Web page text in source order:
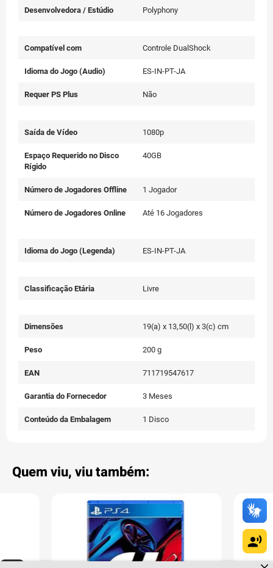
Dúvidas sobre produtos?
Desenvolvedora / Estúdio Polyphony
Compatível com Controle DualShock
Idioma do Jogo (Audio) ES-IN-PT-JA
Requer PS Plus Não
Saída de Vídeo 1080p
Espaço Requerido no Disco
Rígido
40GB
Número de Jogadores Offline 1 Jogador
Número de Jogadores Online Até 16 Jogadores
Idioma do Jogo (Legenda) ES-IN-PT-JA
Classificação Etária Livre
Dimensões 19(a) x 13,50(l) x 3(c) cm
Peso 200 g
EAN 711719547617
Garantia do Fornecedor 3 Meses
Conteúdo da Embalagem 1 Disco
Quem viu, viu também: